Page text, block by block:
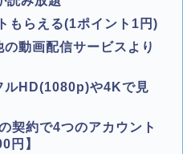
もらえる(1ポイント1円)
動画配信サービスより
ルHD(1080p)や4Kで見
契約で4つのアカウント
円】